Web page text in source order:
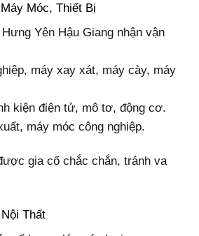
Móc, Thiết Bị
Yên Hậu Giang nhận vận
máy xay xát, máy cày, máy
kiện điện tử, mô tơ, động cơ.
máy móc công nghiệp.
gia cố chắc chắn, tránh va
Thất